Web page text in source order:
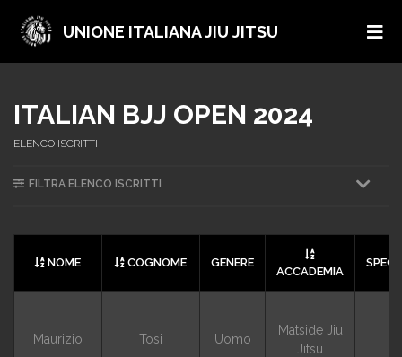
UNIONE ITALIANA JIU JITSU
ITALIAN BJJ OPEN 2024
ELENCO ISCRITTI
FILTRA ELENCO ISCRITTI
NOME COGNOME GENERE
ACCADEMIA
Maurizio Tosi Uomo
Matside Jiu
Jitsu